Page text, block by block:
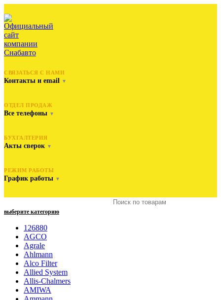
СВЯЗАТЬСЯ С НАМИ
Контакты и email ▼
ОТДЕЛ ПРОДАЖ
Все телефоны ▼
БУХГАЛТЕРИЯ
Акты сверок ▼
РЕЖИМ РАБОТЫ
График работы ▼
выберите категорию
126880
AGCO
Agrale
Ahlmann
Alco Filter
Allied System
Allis-Chalmers
AMIWA